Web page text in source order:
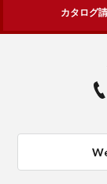
カタログ